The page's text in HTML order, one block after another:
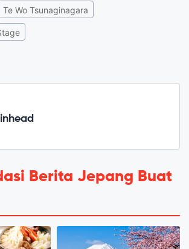
Te Wo Tsunaginagara
Berita Jepang Buat